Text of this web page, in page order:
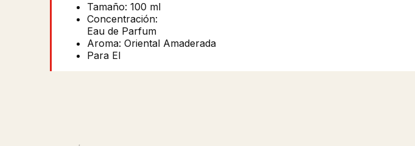
Tamaño: 100 ml
Concentración:
Eau de Parfum
Aroma: Oriental Amaderada
Para El